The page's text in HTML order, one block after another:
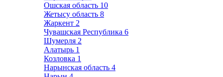
Ошская область 10
Жетысу область 8
Жаркент 2
Чувашская Республика 6
Шумерля 2
Алатырь 1
Козловка 1
Нарынская область 4